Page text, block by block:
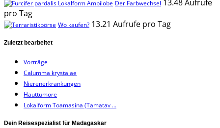
Der Farbwechsel 13.48 Aufrufe
pro Tag
Wo kaufen? 13.21 Aufrufe pro Tag
Zuletzt bearbeitet
Vorträge
Calumma krystalae
Nierenerkrankungen
Hauttumore
Lokalform Toamasina (Tamatav ...
Dein Reisespezialist für Madagaskar